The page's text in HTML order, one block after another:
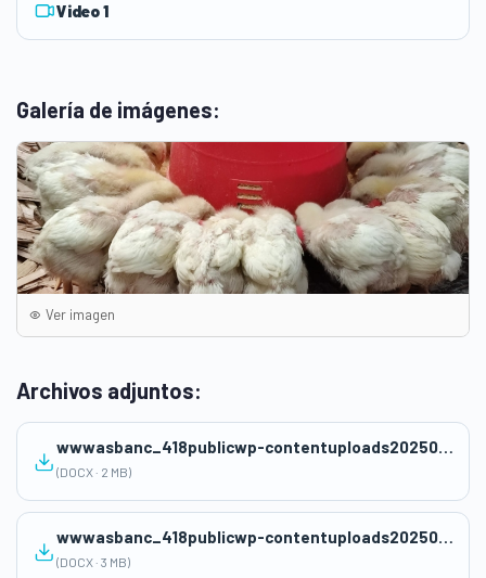
Video 1
Galería de imágenes:
Ver imagen
Archivos adjuntos:
wwwasbanc_418publicwp-contentuploads202503sesion-1.docx
(DOCX · 2 MB)
wwwasbanc_418publicwp-contentuploads202503sesion-2.docx
(DOCX · 3 MB)